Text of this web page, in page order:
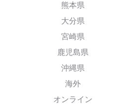
熊本県
大分県
宮崎県
鹿児島県
沖縄県
海外
オンライン